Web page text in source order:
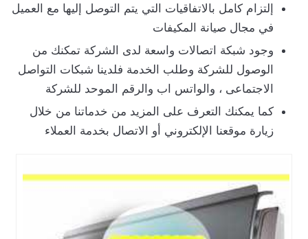
إلتزام كامل بالاتفاقيات التي يتم التوصل إليها مع العميل
في مجال صيانة المكيفات
وجود شبكة اتصالات واسعة لدى الشركة تمكنك من
الوصول للشركة وطلب الخدمة فلدينا شبكات التواصل
الاجتماعى ، والواتس اب والرقم الموحد للشركة
كما يمكنك التعرف على المزيد من خدماتنا من خلال
زيارة موقعنا الإلكتروني أو الاتصال بخدمة العملاء